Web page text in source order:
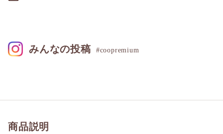
商品説明
みんなの投稿 #coopremium